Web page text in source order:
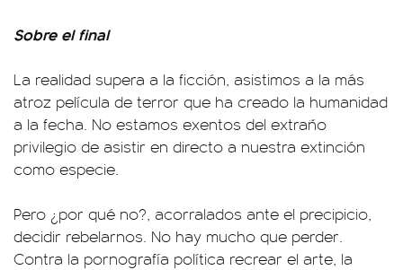
Sobre el final
La realidad supera a la ficción, asistimos a la más
atroz película de terror que ha creado la humanidad
a la fecha. No estamos exentos del extraño
privilegio de asistir en directo a nuestra extinción
como especie.
Pero ¿por qué no?, acorralados ante el precipicio,
decidir rebelarnos. No hay mucho que perder.
Contra la pornografía política recrear el arte, la